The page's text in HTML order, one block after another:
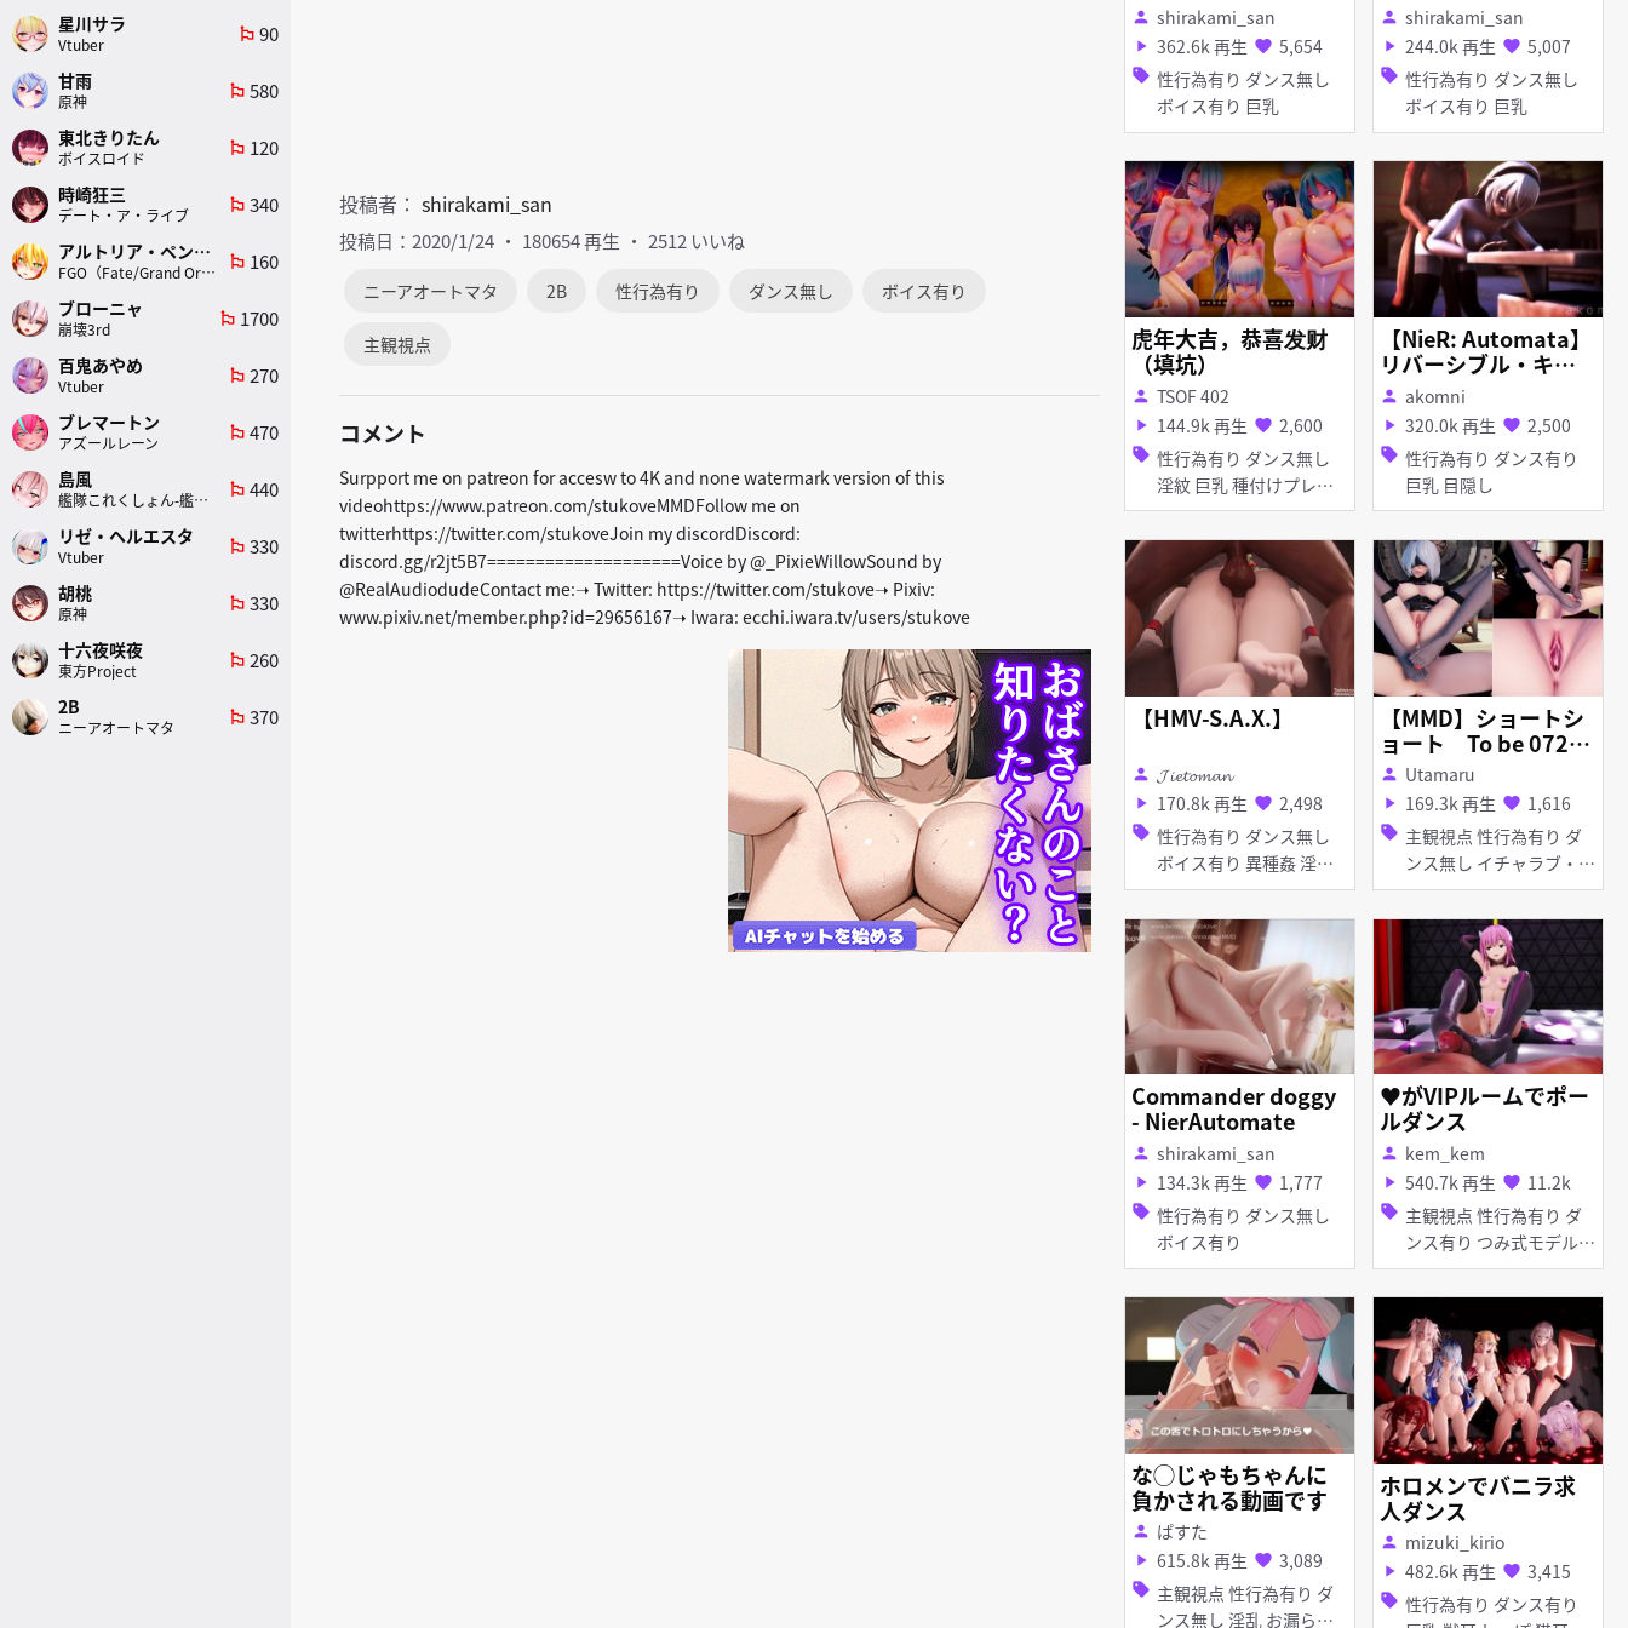
投稿者： shirakami_san
投稿日：2020/1/24 180654 再生 2512 いいね
ニーアオートマタ 2B 性行為有り ダンス無し ボイス有り
主観視点
コメント
Surpport me on patreon for accesw to 4K and none watermark version of this
videohttps://www.patreon.com/stukoveMMDFollow me on
twitterhttps://twitter.com/stukoveJoin my discordDiscord:
discord.gg/r2jt5B7====================Voice by @_PixieWillowSound by
@RealAudiodudeContact me:➝ Twitter: https://twitter.com/stukove➝ Pixiv:
www.pixiv.net/member.php?id=29656167➝ Iwara: ecchi.iwara.tv/users/stukove
person shirakami_san
play_arrow 362.6k 再生 favorite 5,654
sell 性行為有り ダンス無し
ボイス有り 巨乳
person shirakami_san
play_arrow 244.0k 再生 favorite 5,007
sell 性行為有り ダンス無し
ボイス有り 巨乳
虎年大吉，恭喜发财
（填坑）
person TSOF 402
play_arrow 144.9k 再生 favorite 2,600
sell 性行為有り ダンス無し
淫紋 巨乳 種付けプレス
乱交
【NieR: Automata】
リバーシブル・キャ
ンペーン「Reversibl
e Campaign」
person akomni
play_arrow 320.0k 再生 favorite 2,500
sell 性行為有り ダンス有り
巨乳 目隠し
【HMV-S.A.X.】
person 𝓙𝓲𝓮𝓽𝓸𝓶𝓪𝓷
play_arrow 170.8k 再生 favorite 2,498
sell 性行為有り ダンス無し
ボイス有り 異種姦 淫乱
淫乱 巨乳 巨乳 イラマチ
オ イラマチオ フェラ フ
ェラ
【MMD】ショートシ
ョート To be 0721
1080p
person Utamaru
play_arrow 169.3k 再生 favorite 1,616
sell 主観視点 性行為有り ダ
ンス無し イチャラブ・あ
まあま 目隠し 足コキ
Commander doggy
- NierAutomate
person shirakami_san
play_arrow 134.3k 再生 favorite 1,777
sell 性行為有り ダンス無し
ボイス有り
♥がVIPルームでポー
ルダンス
person kem_kem
play_arrow 540.7k 再生 favorite 11.2k
sell 主観視点 性行為有り ダ
ンス有り つみ式モデル
淫乱 ピアス・装飾品 足
コキ 手コキ パイズリ 女
性上位
な◯じゃもちゃんに
負かされる動画です
person ぱすた
play_arrow 615.8k 再生 favorite 3,089
sell 主観視点 性行為有り ダ
ンス無し 淫乱 お漏ら
ホロメンでバニラ求
人ダンス
person mizuki_kirio
play_arrow 482.6k 再生 favorite 3,415
sell 性行為有り ダンス有り
星川サラ
Vtuber
emoji_flags 90
甘雨
原神
emoji_flags 580
東北きりたん
ボイスロイド
emoji_flags 120
時崎狂三
デート・ア・ライブ
emoji_flags 340
アルトリア・ペンドラゴン(ランサー)
FGO（Fate/Grand Order）
emoji_flags 160
ブローニャ
崩壊3rd
emoji_flags 1700
百鬼あやめ
Vtuber
emoji_flags 270
ブレマートン
アズールレーン
emoji_flags 470
島風
艦隊これくしょん-艦これ-
emoji_flags 440
リゼ・ヘルエスタ
Vtuber
emoji_flags 330
胡桃
原神
emoji_flags 330
十六夜咲夜
東方Project
emoji_flags 260
2B
ニーアオートマタ
emoji_flags 370